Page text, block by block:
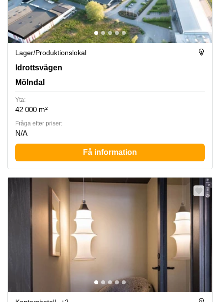
Lager/produktionslokal
Idrottsvägen 14, Mölndal
Idrottsvägen
Mölndal
Yta:
42 000 m²
Fråga efter priser:
N/A
Få information